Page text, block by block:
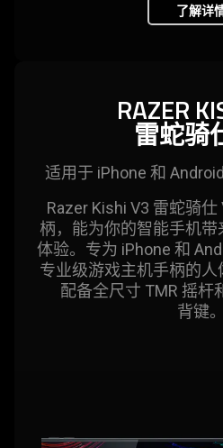
了解详
RAZER
雷蛇骑
适用于 iPhone 和
Razer Kishi V3 雷蛇骑仕
柄，能为你的智能手机
体验。专为 iPhone 和
专业级游戏主机手柄的人
配备全尺寸 TMR 摇杆
背键。